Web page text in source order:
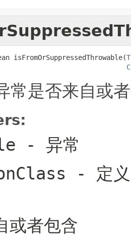
isFromOrSuppressedThrowable(
常是否来自或
- 异常
- 定义
者包含